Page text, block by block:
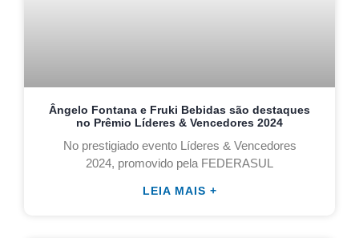
Ângelo Fontana e Fruki Bebidas são destaques
no Prêmio Líderes & Vencedores 2024
No prestigiado evento Líderes & Vencedores
2024, promovido pela FEDERASUL
LEIA MAIS +